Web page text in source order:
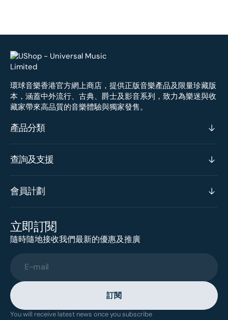
環球音樂香港官方網上商店，提供正版音樂產品及限量珍藏版
本，涵蓋中外流行、古典、爵士及影音系列，致力為樂迷與收
藏家帶來高品質的音樂體驗與獨家發售。
產品分類
查詢及支援
會員計劃
立即訂閱
隨時隨地接收我們最新的優惠及推廣
E-mail
訂閱
You will receive latest news once you subscribe